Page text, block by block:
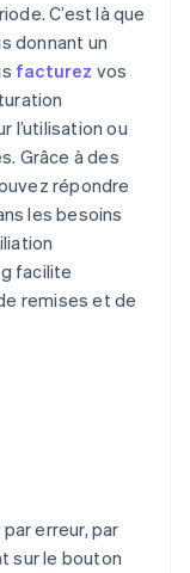
C’est là que
donnant un
facturez vos
l’utilisation ou
Grâce à des
répondre
les besoins
facilite
remises et de
erreur, par
sur le bouton